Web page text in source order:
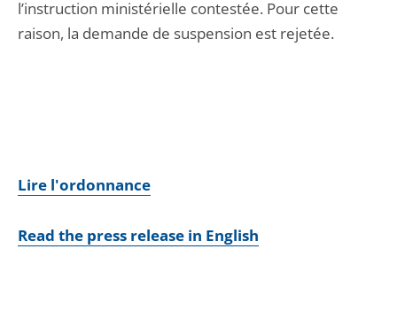
l’instruction ministérielle contestée. Pour cette
raison, la demande de suspension est rejetée.
Lire l'ordonnance
Read the press release in English